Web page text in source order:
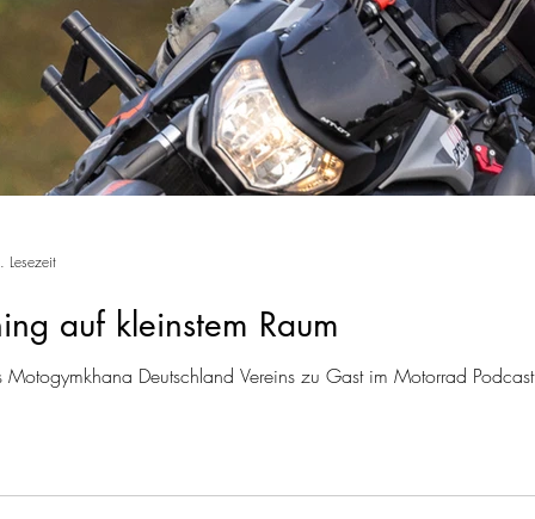
auf kleinstem Raum
Motogymkhana Deutschland Vereins zu Gast im Motorrad
Lesezeit